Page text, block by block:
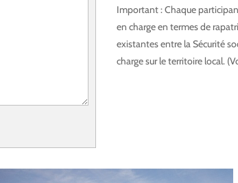
Important : Chaque
en charge en termes de
existantes entre la Sécurité
charge sur le territoire local.